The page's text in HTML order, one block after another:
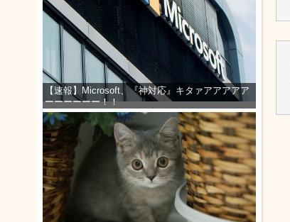
【速報】Microsoft、『神対応』キタァアアアアア
ーーーーーー！！